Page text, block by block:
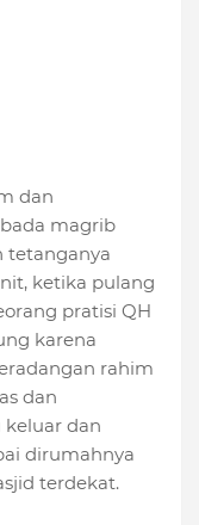
dan
magrib
tetanganya
ketika pulang
pratisi QH
karena
rahim
dan
dan
dirumahnya
terdekat.